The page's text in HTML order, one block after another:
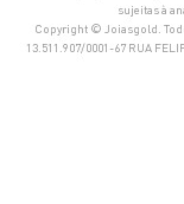
sujeitas à
Copyright © Joiasgold.
13.511.907/0001-67 RUA